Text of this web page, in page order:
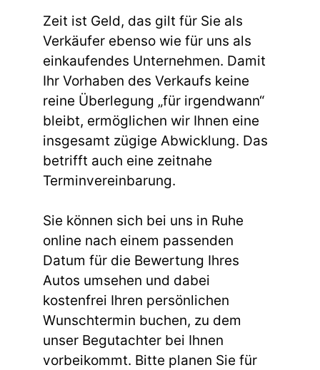
Zeit ist Geld, das gilt für Sie als
Verkäufer ebenso wie für uns als
einkaufendes Unternehmen. Damit
Ihr Vorhaben des Verkaufs keine
reine Überlegung „für irgendwann“
bleibt, ermöglichen wir Ihnen eine
insgesamt zügige Abwicklung. Das
betrifft auch eine zeitnahe
Terminvereinbarung.
Sie können sich bei uns in Ruhe
online nach einem passenden
Datum für die Bewertung Ihres
Autos umsehen und dabei
kostenfrei Ihren persönlichen
Wunschtermin buchen, zu dem
unser Begutachter bei Ihnen
vorbeikommt. Bitte planen Sie für